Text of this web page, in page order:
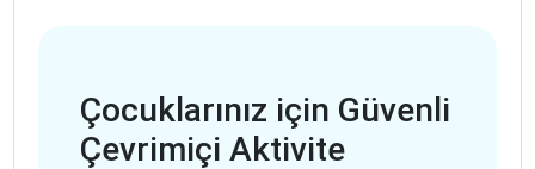
Çocuklarınız için Güvenli
Çevrimiçi Aktivite